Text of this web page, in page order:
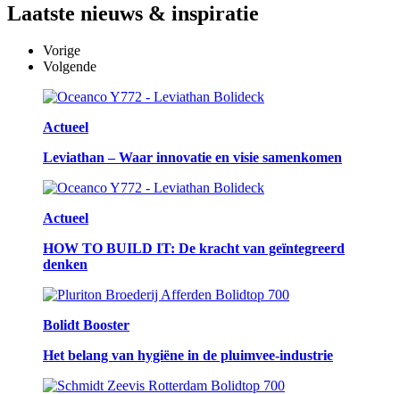
Laatste nieuws & inspiratie
Vorige
Volgende
Actueel
Leviathan – Waar innovatie en visie samenkomen
Actueel
HOW TO BUILD IT: De kracht van geïntegreerd
denken
Bolidt Booster
Het belang van hygiëne in de pluimvee-industrie